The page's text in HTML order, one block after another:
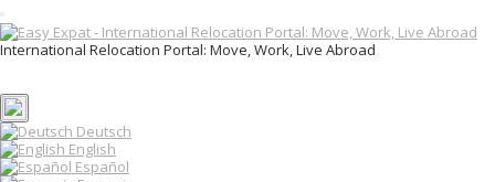
T
o
g
e
n
a
v
i
International Relocation Portal: Move, Work, Live Abroad
Deutsch
English
Español